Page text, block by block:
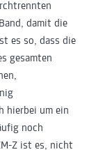
damit die
es so, dass die
gesamten
hierbei um ein
noch
Z ist es, nicht